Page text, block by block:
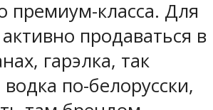
премиум-класса. Для
продаваться в
гарэлка, так
по-белорусски,